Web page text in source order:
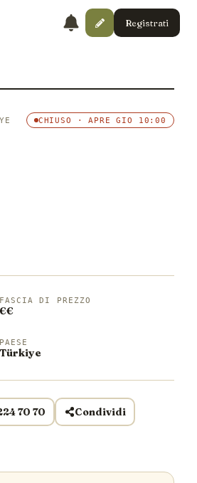
Registrati
CHIUSO · APRE GIO 10:00
FASCIA DI PREZZO
€€
PAESE
Türkiye
70 70 Condividi